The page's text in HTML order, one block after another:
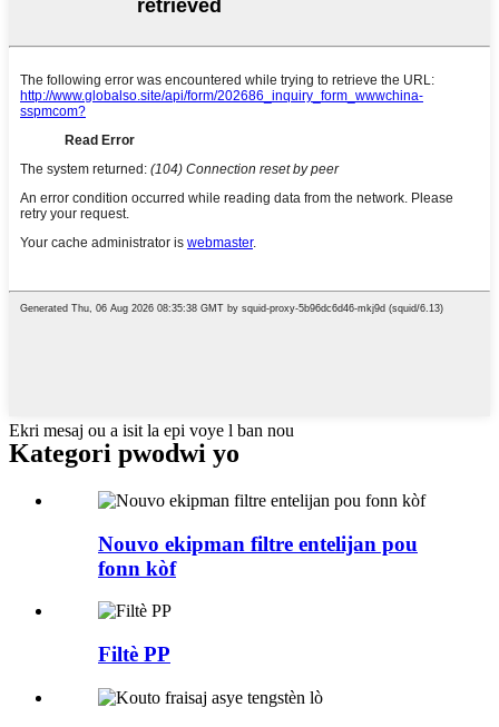
Ekri mesaj ou a isit la epi voye l ban nou
Kategori pwodwi yo
Nouvo ekipman filtre entelijan pou
fonn kòf
Filtè PP